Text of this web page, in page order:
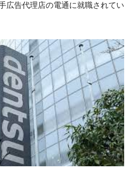
広告代理店の電通に就職されてい